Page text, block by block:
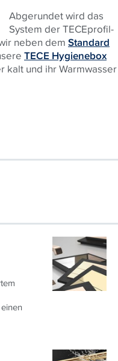
Abgerundet wird das
System der TECEprofil-
neben dem Standard
TECE Hygienebox
kalt und ihr Warmwasser